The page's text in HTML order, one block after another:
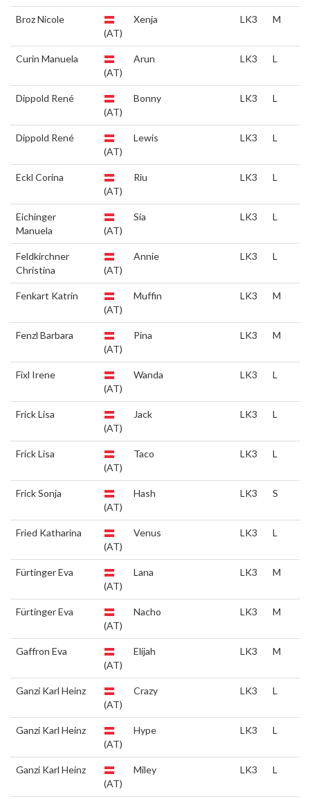
Broz Nicole
(AT)
Xenja LK3 M
Curin Manuela
(AT)
Arun LK3 L
Dippold René
(AT)
Bonny LK3 L
Dippold René
(AT)
Lewis LK3 L
Eckl Corina
(AT)
Riu LK3 L
Eichinger
Manuela
(AT)
Sia LK3 L
Feldkirchner
Christina
(AT)
Annie LK3 L
Fenkart Katrin
(AT)
Muffin LK3 M
Fenzl Barbara
(AT)
Pina LK3 M
Fixl Irene
(AT)
Wanda LK3 L
Frick Lisa
(AT)
Jack LK3 L
Frick Lisa
(AT)
Taco LK3 L
Frick Sonja
(AT)
Hash LK3 S
Fried Katharina
(AT)
Venus LK3 L
Fürtinger Eva
(AT)
Lana LK3 M
Fürtinger Eva
(AT)
Nacho LK3 M
Gaffron Eva
(AT)
Elijah LK3 M
Ganzi Karl Heinz
(AT)
Crazy LK3 L
Ganzi Karl Heinz
(AT)
Hype LK3 L
Ganzi Karl Heinz
(AT)
Miley LK3 L